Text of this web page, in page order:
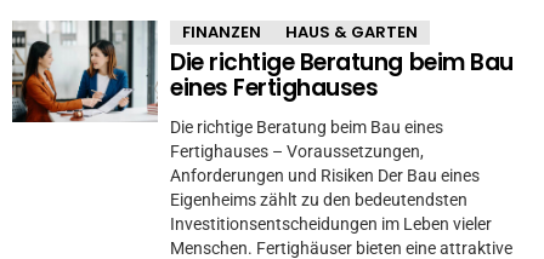
FINANZEN HAUS & GARTEN
Die richtige Beratung beim Bau
eines Fertighauses
Die richtige Beratung beim Bau eines
Fertighauses – Voraussetzungen,
Anforderungen und Risiken Der Bau eines
Eigenheims zählt zu den bedeutendsten
Investitionsentscheidungen im Leben vieler
Menschen. Fertighäuser bieten eine attraktive